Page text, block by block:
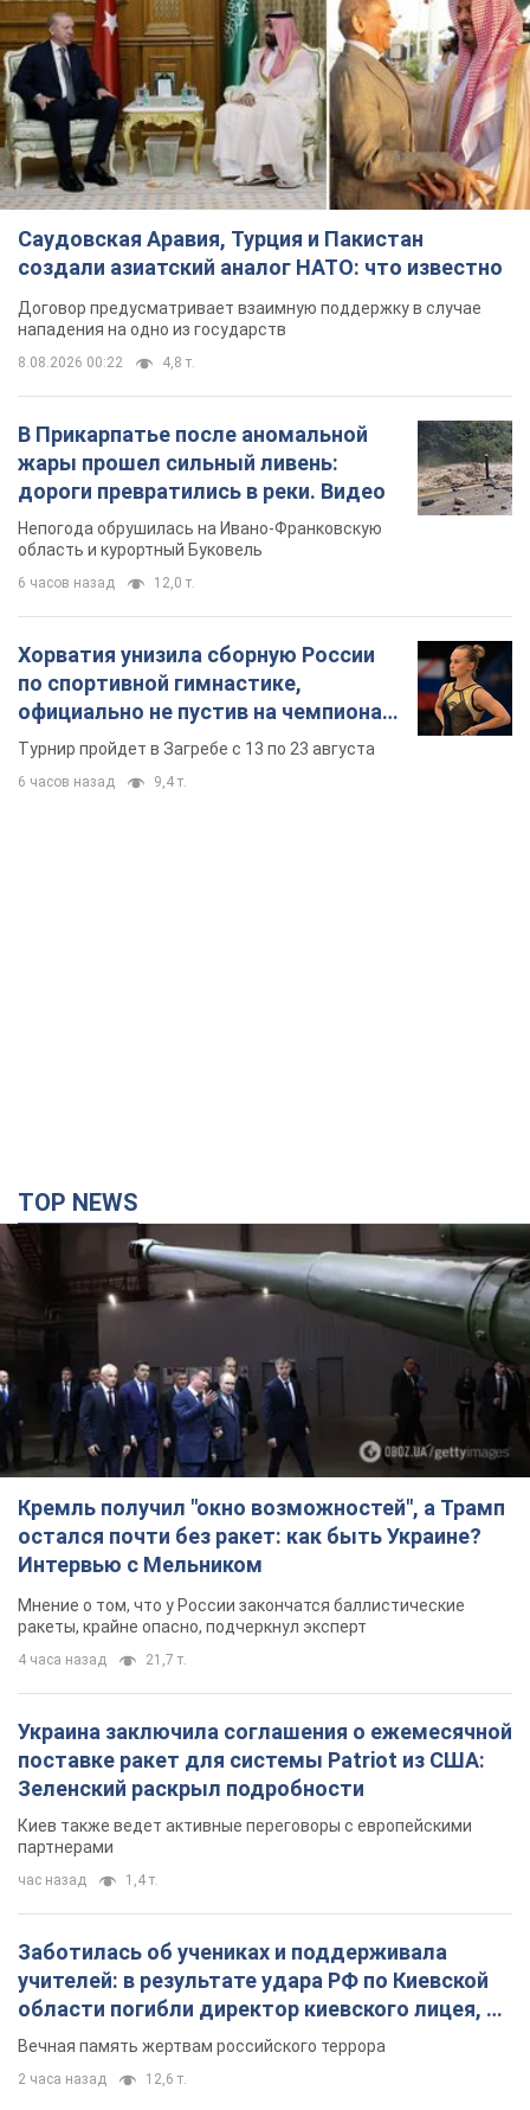
Саудовская Аравия, Турция и Пакистан
создали азиатский аналог НАТО: что известно
Договор предусматривает взаимную поддержку в случае
нападения на одно из государств
8.08.2026 00:22 4,8 т.
В Прикарпатье после аномальной
жары прошел сильный ливень:
дороги превратились в реки. Видео
Непогода обрушилась на Ивано-Франковскую
область и курортный Буковель
6 часов назад 12,0 т.
Хорватия унизила сборную России
по спортивной гимнастике,
официально не пустив на чемпионат
Европы основных спортсменов
Турнир пройдет в Загребе с 13 по 23 августа
6 часов назад 9,4 т.
TOP NEWS
Кремль получил "окно возможностей", а Трамп
остался почти без ракет: как быть Украине?
Интервью с Мельником
Мнение о том, что у России закончатся баллистические
ракеты, крайне опасно, подчеркнул эксперт
4 часа назад 21,7 т.
Украина заключила соглашения о ежемесячной
поставке ракет для системы Patriot из США:
Зеленский раскрыл подробности
Киев также ведет активные переговоры с европейскими
партнерами
час назад 1,4 т.
Заботилась об учениках и поддерживала
учителей: в результате удара РФ по Киевской
области погибли директор киевского лицея, её
муж и внук
Вечная память жертвам российского террора
2 часа назад 12,6 т.